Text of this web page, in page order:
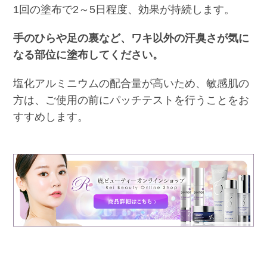
1回の塗布で2～5日程度、効果が持続します。
手のひらや足の裏など、ワキ以外の汗臭さが気に
なる部位に塗布してください。
塩化アルミニウムの配合量が高いため、敏感肌の
方は、ご使用の前にパッチテストを行うことをお
すすめします。